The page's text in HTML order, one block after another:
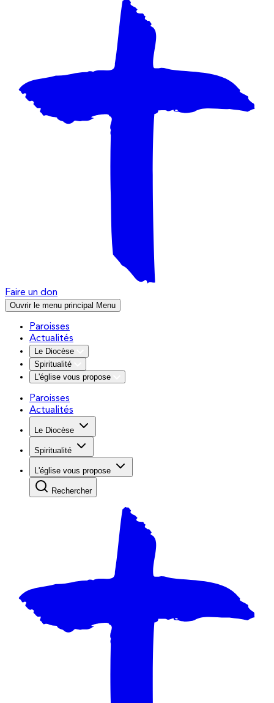
Faire un don
Ouvrir le menu principal Menu
Paroisses
Actualités
Le Diocèse
Spiritualité
L'église vous propose
Paroisses
Actualités
Le Diocèse
Spiritualité
L'église vous propose
Rechercher